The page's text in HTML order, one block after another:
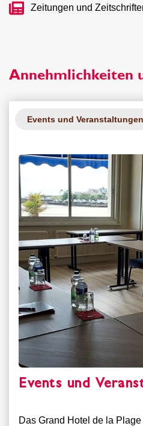
Zeitungen und
Annehmlichkeiten
Events und Veranstaltungen
Events und
Das Grand Hotel de la